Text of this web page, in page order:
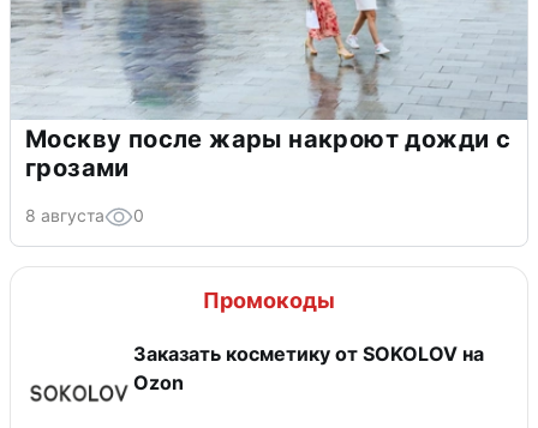
Москву после жары накроют дожди с
грозами
8 августа 0
Промокоды
Заказать косметику от SOKOLOV на
Ozon